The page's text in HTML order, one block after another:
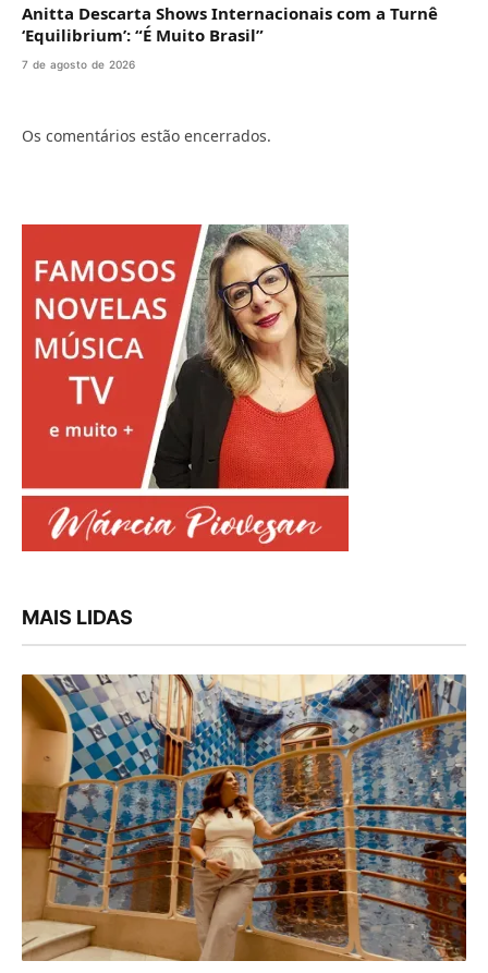
Anitta Descarta Shows Internacionais com a Turnê
‘Equilibrium’: “É Muito Brasil”
7 de agosto de 2026
Os comentários estão encerrados.
MAIS LIDAS